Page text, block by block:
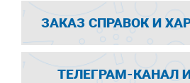
ЗАКАЗ СПРАВОК И
ТЕЛЕГРАМ-КАНАЛ